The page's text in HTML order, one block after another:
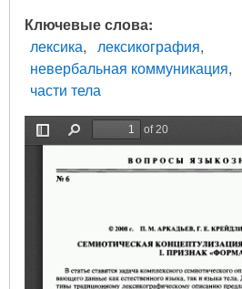
Ключевые слова
лексика
лексикография
невербальная коммуникация
части тела